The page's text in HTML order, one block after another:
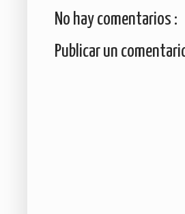
No hay comentarios :
Publicar un